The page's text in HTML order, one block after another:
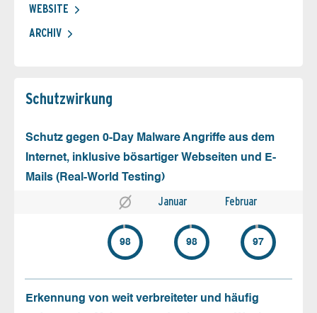
WEBSITE
ARCHIV
Schutz­wirkung
Schutz gegen 0-Day Malware Angriffe aus dem
Internet, inklusive bösartiger Webseiten und E-
Mails (Real-World Testing)
Januar Februar
98 98 97
Erkennung von weit verbreiteter und häufig